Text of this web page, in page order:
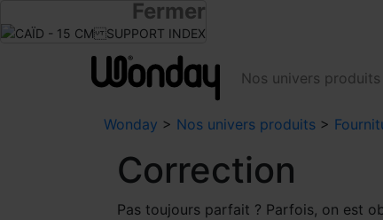
Devenir revendeur
Nos univers produits
Wonday > Nos univers produits >
Correction
Pas toujours parfait ? Parfois, on est
Fermer